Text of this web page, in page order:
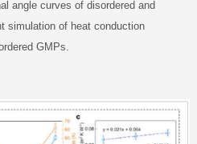
angle curves of disordered and
simulation of heat conduction
GMPs.